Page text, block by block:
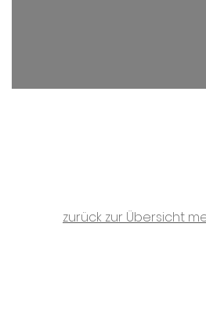
zurück zur Übersicht